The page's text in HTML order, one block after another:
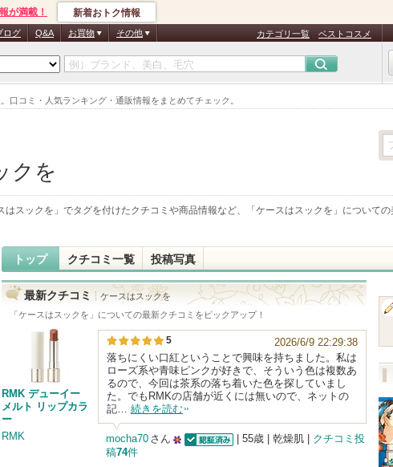
口コミ・人気ランキング・通販情報をまとめてチェック。
が満載！ 新着おトク情報
ログ Q&A お買物 その他 カテゴリ一覧 ベストコスメ
クを
はスックを 」でタグを付けたクチコミや商品情報など、「 ケースはスックを 」について
トップ クチコミ一覧 投稿写真
最新クチコミ
ケースはスックを
「ケースはスックを 」についての最新クチコミをピックアップ！
RMK デューイー
メルト リップカラ
ー
RMK
5
2026/6/9 22:29:38
落ちにくい口紅ということで興味を持ちました。私は
ローズ系や青味ピンクが好きで、そういう色は複数あ
るので、今回は茶系の落ち着いた色を探していまし
た。でもRMKの店舗が近くには無いので、ネットの
記… 続きを読む
mocha70 さん
| 55歳 | 乾燥肌 | クチコミ投
稿74件